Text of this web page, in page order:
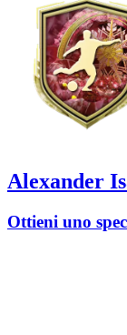
Alexander
Ottieni uno